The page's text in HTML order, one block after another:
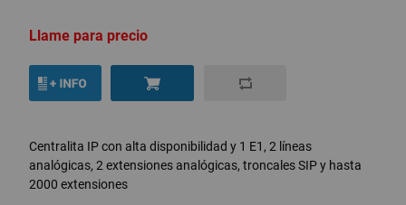
Llame para precio
Centralita IP con alta disponibilidad y 1 E1, 2 líneas
analógicas, 2 extensiones analógicas, troncales SIP y hasta
2000 extensiones